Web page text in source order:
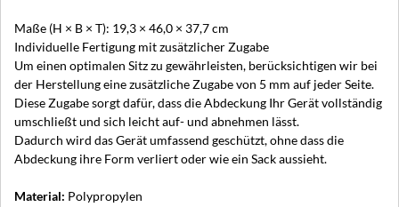
Maße (H × B × T): 19,3 × 46,0 × 37,7 cm
Individuelle Fertigung mit zusätzlicher Zugabe
Um einen optimalen Sitz zu gewährleisten, berücksichtigen wir bei
der Herstellung eine zusätzliche Zugabe von 5 mm auf jeder Seite.
Diese Zugabe sorgt dafür, dass die Abdeckung Ihr Gerät vollständig
umschließt und sich leicht auf- und abnehmen lässt.
Dadurch wird das Gerät umfassend geschützt, ohne dass die
Abdeckung ihre Form verliert oder wie ein Sack aussieht.
Material: Polypropylen